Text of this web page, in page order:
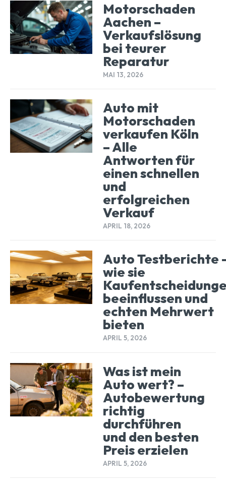
Motorschaden
Aachen –
Verkaufslösung
bei teurer
Reparatur
MAI 13, 2026
Auto mit
Motorschaden
verkaufen Köln
– Alle
Antworten für
einen schnellen
und
erfolgreichen
Verkauf
APRIL 18, 2026
Auto Testberichte
wie sie
beeinflussen und
echten Mehrwert
bieten
APRIL 5, 2026
Was ist mein
Auto wert? –
Autobewertung
richtig
durchführen
und den besten
Preis erzielen
APRIL 5, 2026